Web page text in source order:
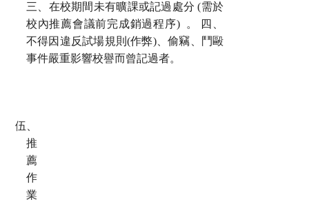
三、在校期間未有曠課或記過處分(需於
校內推薦會議前完成銷過程序)
。 四、
不得因違反試場規則 (作弊)、偷竊、鬥毆
事件嚴重影響校譽而曾記過者。
伍、
推
薦
作
業